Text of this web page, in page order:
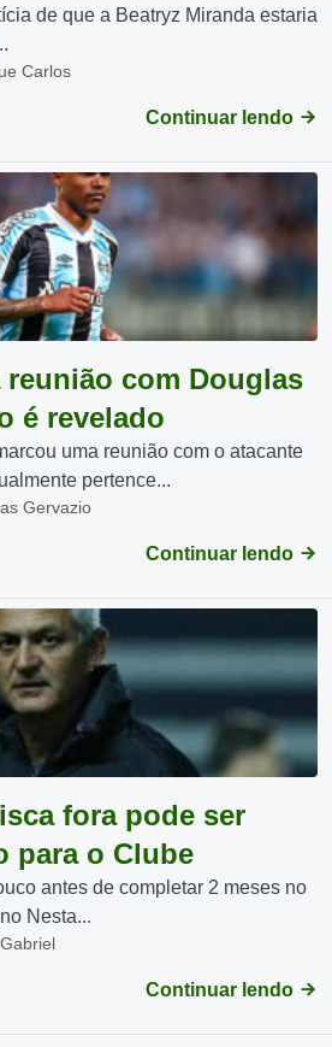
de que a Beatryz Miranda estaria
Carlos
Continuar lendo
reunião com Douglas
é revelado
uma reunião com o atacante
pertence...
Gervazio
Continuar lendo
fora pode ser
para o Clube
antes de completar 2 meses no
Nesta...
Continuar lendo